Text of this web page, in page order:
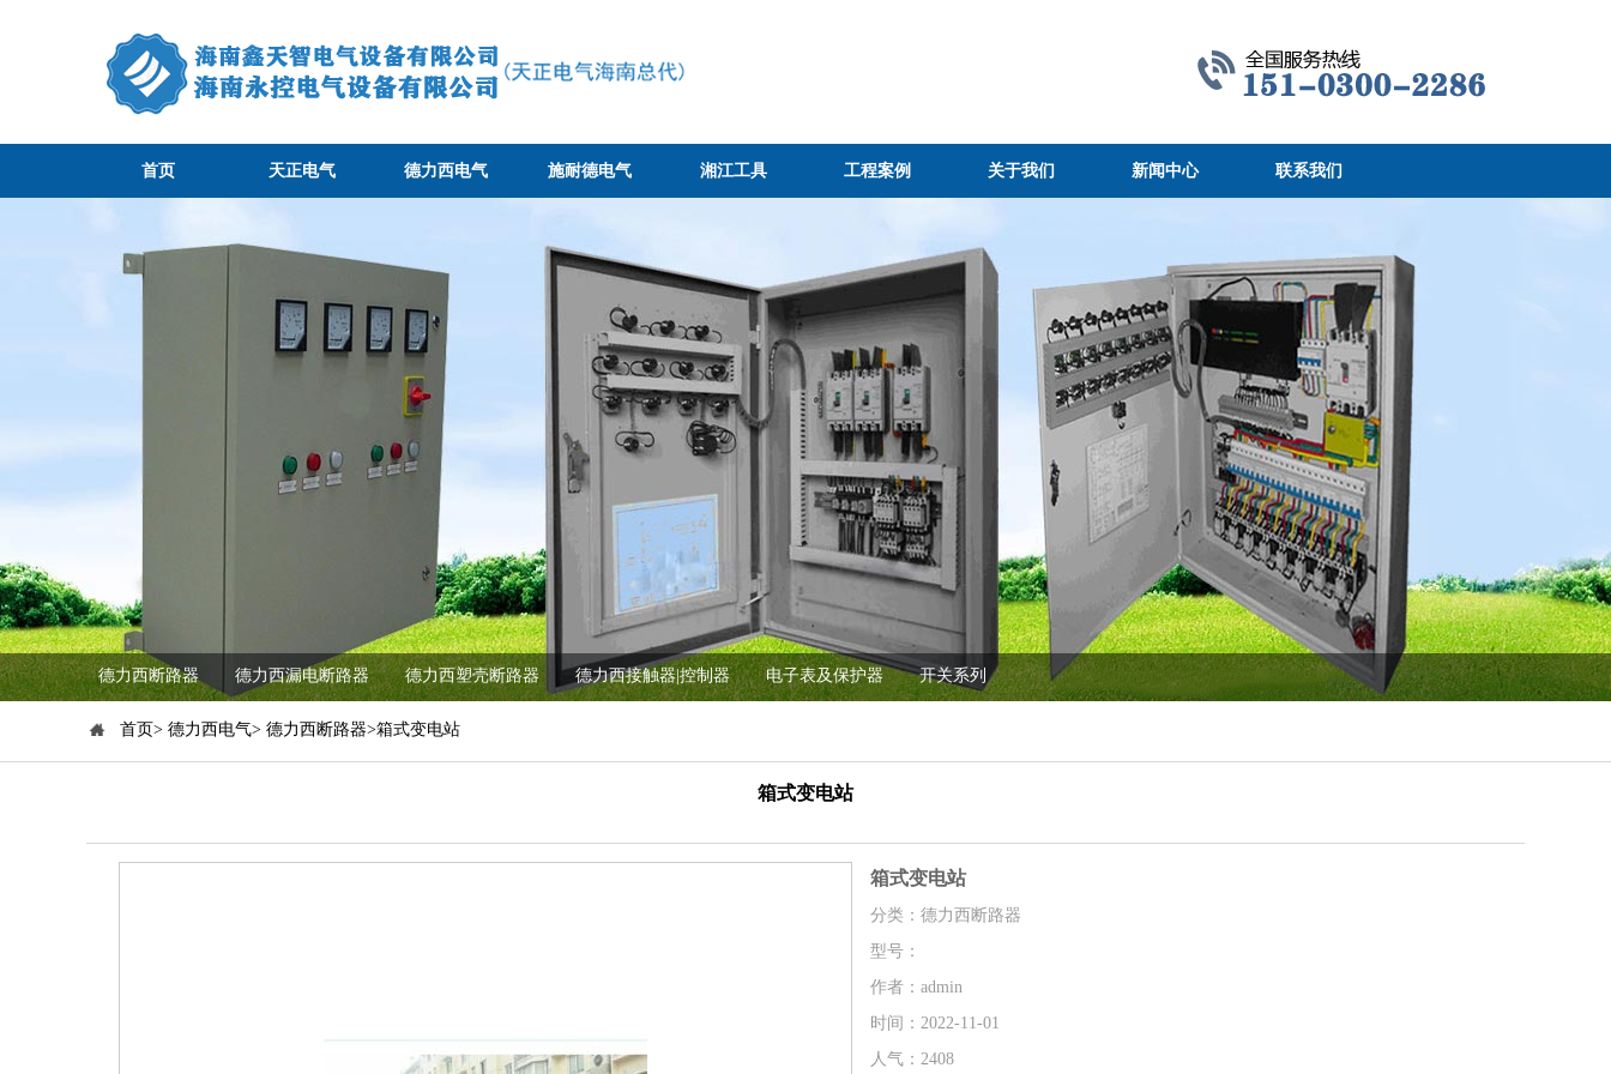
首页 天正电气 德力西电气 施耐德电气 湘江工具 工程案例 关于我们 新闻中心 联系我们
德力西断路器 德力西漏电断路器 德力西塑壳断路器 德力西接触器|控制器 电子表及保护器 开关系列
首页> 德力西电气> 德力西断路器>箱式变电站
箱式变电站
箱式变电站
分类：德力西断路器
型号：
作者：admin
时间：2022-11-01
人气：2408